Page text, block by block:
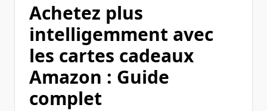
Achetez plus
intelligemment avec
les cartes cadeaux
Amazon : Guide
complet